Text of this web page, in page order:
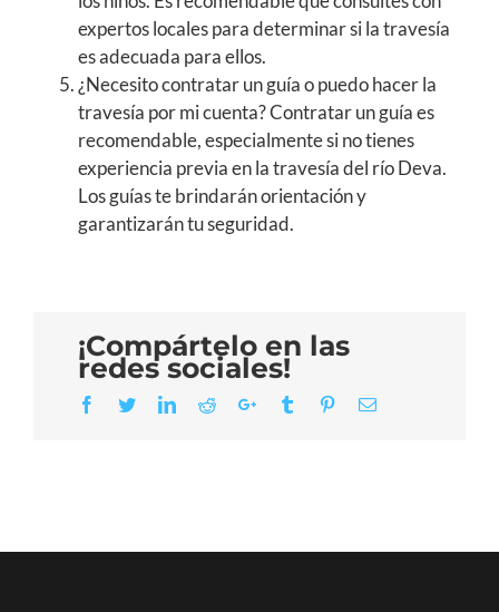
expertos locales para determinar si la travesía
es adecuada para ellos.
¿Necesito contratar un guía o puedo hacer la
travesía por mi cuenta? Contratar un guía es
recomendable, especialmente si no tienes
experiencia previa en la travesía del río Deva.
Los guías te brindarán orientación y
garantizarán tu seguridad.
¡Compártelo en las
redes sociales!
Facebook
TwitterLinkedIn
RedditGoogle+Tumblr PinterestEmail